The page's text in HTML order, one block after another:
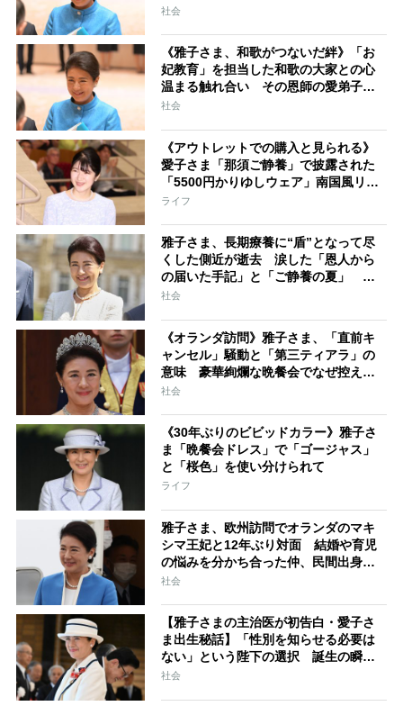
い出いっぱい家族秘話 愛子さまの“シ
社会
《雅子さま、和歌がつないだ絆》「お
妃教育」を担当した和歌の大家との心
温まる触れ合い その恩師の愛弟子が
歌会始の新たな選者に就任
社会
《アウトレットでの購入と見られる》
愛子さま「那須ご静養」で披露された
「5500円かりゆしウェア」南国風リン
クコーデ
ライフ
雅子さま、長期療養に“盾”となって尽
くした側近が逝去 涙した「恩人から
の届いた手記」と「ご静養の夏」 何
よりも支えとなっている愛子さまの存
社会
《オランダ訪問》雅子さま、「直前キ
ャンセル」騒動と「第三ティアラ」の
意味 豪華絢爛な晩餐会でなぜ控えめ
な“第三”を選ばれたのか
社会
《30年ぶりのビビッドカラー》雅子さ
ま「晩餐会ドレス」で「ゴージャス」
と「桜色」を使い分けられて
ライフ
雅子さま、欧州訪問でオランダのマキ
シマ王妃と12年ぶり対面 結婚や育児
の悩みを分かち合った仲、民間出身で
ご成婚が物議を醸した共通点も
社会
【雅子さまの主治医が初告白・愛子さ
ま出生秘話】「性別を知らせる必要は
ない」という陛下の選択 誕生の瞬間
に分娩室を包んだ“荘厳な雰囲気”
社会